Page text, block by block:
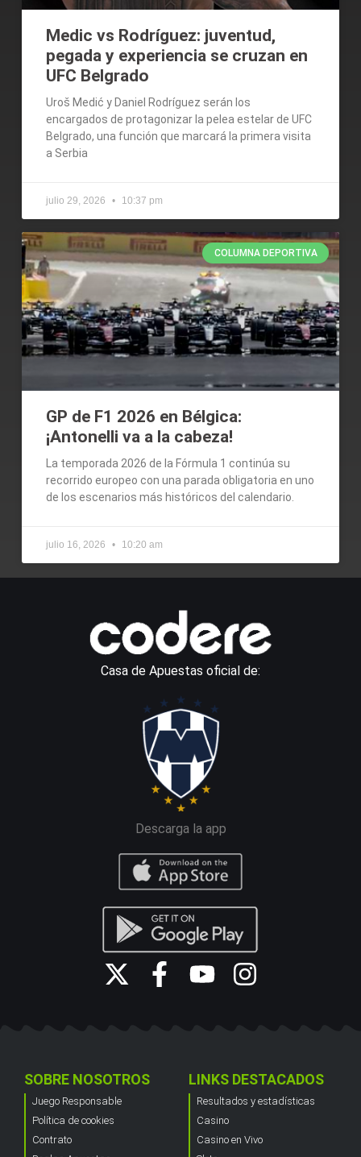
Medic vs Rodríguez: juventud,
pegada y experiencia se cruzan en
UFC Belgrado
Uroš Medić y Daniel Rodríguez serán los
encargados de protagonizar la pelea estelar de UFC
Belgrado, una función que marcará la primera visita
a Serbia
julio 29, 2026 10:37 pm
COLUMNA DEPORTIVA
GP de F1 2026 en Bélgica:
¡Antonelli va a la cabeza!
La temporada 2026 de la Fórmula 1 continúa su
recorrido europeo con una parada obligatoria en uno
de los escenarios más históricos del calendario.
julio 16, 2026 10:20 am
Casa de Apuestas oficial de:
Descarga la app
SOBRE NOSOTROS
Juego Responsable
Política de cookies
Contrato
LINKS DESTACADOS
Resultados y estadísticas
Casino
Casino en Vivo